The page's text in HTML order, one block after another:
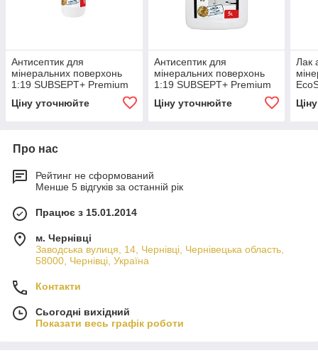
Антисептик для
мінеральних поверхонь
1:19 SUBSEPT+ Premium
Ціну уточнюйте
Антисептик для
мінеральних поверхонь
1:19 SUBSEPT+ Premium
Ціну уточнюйте
Лак
Про нас
Рейтинг не сформований
Менше 5 відгуків за останній рік
Працює з 15.01.2014
м. Чернівці
Заводська вулиця, 14, Чернівці, Чернівецька область,
58000, Чернівці, Україна
Контакти
Сьогодні вихідний
Показати весь графік роботи